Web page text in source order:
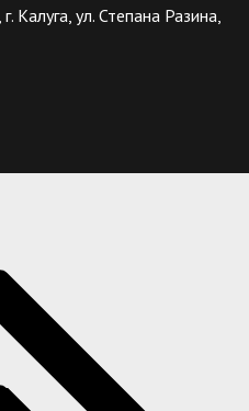
Калуга, ул. Степана Разина,